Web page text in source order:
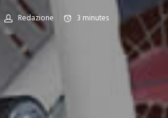
Redazione 3 minutes